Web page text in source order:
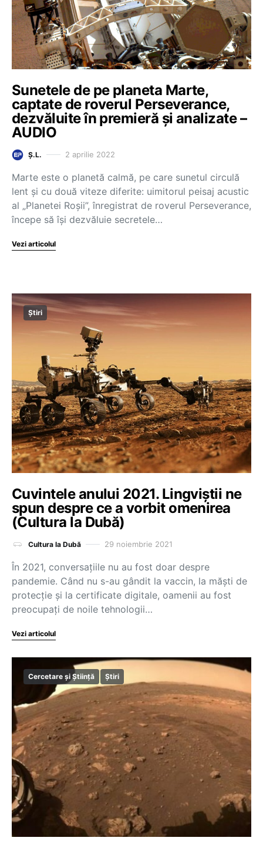
Sunetele de pe planeta Marte,
captate de roverul Perseverance,
dezvăluite în premieră și analizate –
AUDIO
Ș.L. 2 aprilie 2022
Marte este o planetă calmă, pe care sunetul circulă
lent şi cu două viteze diferite: uimitorul peisaj acustic
al „Planetei Roşii”, înregistrat de roverul Perseverance,
începe să îşi dezvăluie secretele…
Vezi articolul
Știri
Cuvintele anului 2021. Lingviștii ne
spun despre ce a vorbit omenirea
(Cultura la Dubă)
Cultura la Dubă 29 noiembrie 2021
În 2021, conversațiile nu au fost doar despre
pandemie. Când nu s-au gândit la vaccin, la măști de
protecție și la certificate digitale, oamenii au fost
preocupați de noile tehnologii…
Vezi articolul
Cercetare și Știință Știri